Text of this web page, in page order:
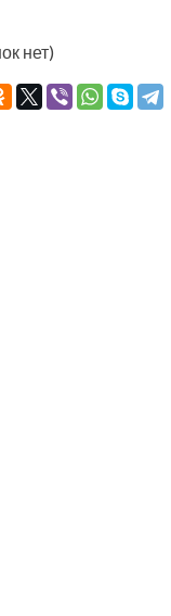
нет)